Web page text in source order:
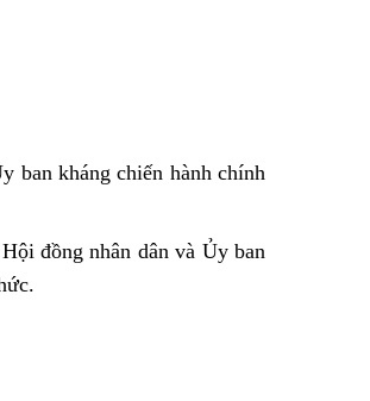
ban kháng chiến hành chính
đồng nhân dân và Ủy ban